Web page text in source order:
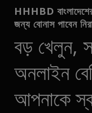
HHHBD
জন্য বোনাস পাবেন
বড় খেলুন,
অনলাইন
আপনাকে